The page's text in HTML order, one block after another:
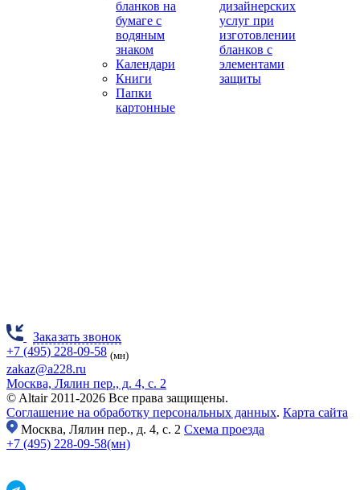
бланков на
бумаге с
водяным
знаком
Календари
Книги
Папки
картонные
дизайнерских
услуг при
изготовлении
бланков с
элементами
защиты
Заказать звонок
+7 (495) 228-09-58 (мн)
zakaz@a228.ru
Москва, Лялин пер., д. 4, с. 2
© Altair 2011-2026 Все права защищены.
Соглашение на обработку персональных данных. Карта сайта
Москва, Лялин пер., д. 4, с. 2 Схема проезда
+7 (495) 228-09-58(мн)